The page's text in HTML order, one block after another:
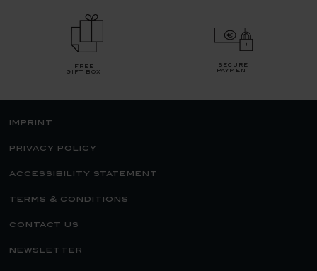
free
gift box
secure
payment
imprint
privacy policy
accessibility statement
terms & conditions
contact us
newsletter